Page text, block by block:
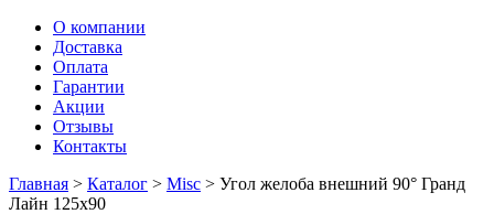
О компании
Доставка
Оплата
Гарантии
Акции
Отзывы
Контакты
Главная > Каталог > Misc > Угол желоба внешний 90° Гранд
Лайн 125х90